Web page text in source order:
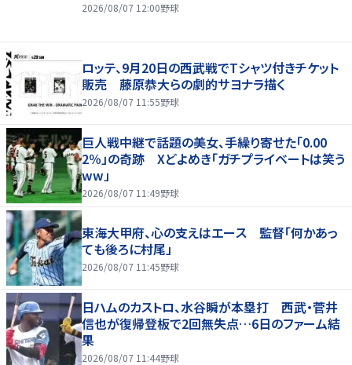
2026/08/07 12:00野球
ロッテ、9月20日の西武戦でTシャツ付きチケット
販売 藤原恭大らの劇的サヨナラ描く
2026/08/07 11:55野球
巨人戦中継で話題の美女、手繰り寄せた「0.00
2％」の奇跡 Xどよめき「ガチプライベートは笑う
ww」
2026/08/07 11:49野球
東海大甲府、心の支えはエース 監督「何かあっ
ても後ろに村尾」
2026/08/07 11:45野球
日ハムのカストロ、水谷瞬が本塁打 西武・菅井
信也が復帰登板で2回無失点…6日のファーム結
果
2026/08/07 11:44野球